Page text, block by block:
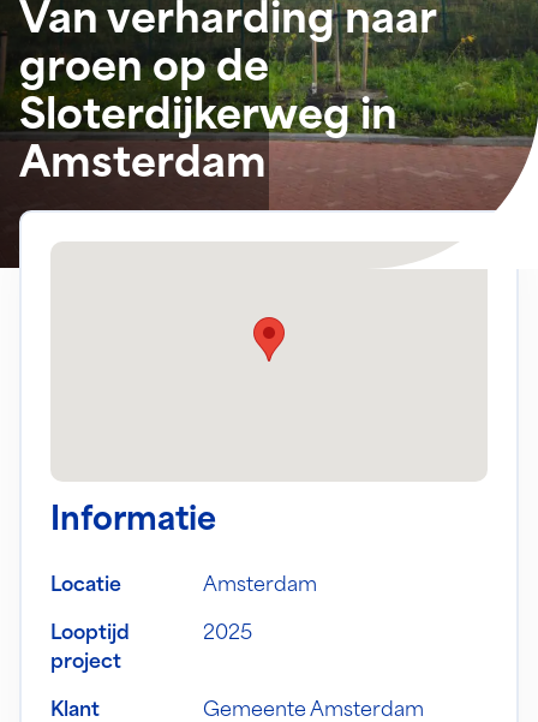
Van verharding naar
groen op de
Sloterdijkerweg in
Amsterdam
Informatie
Locatie Amsterdam
Looptijd
project
2025
Klant Gemeente Amsterdam